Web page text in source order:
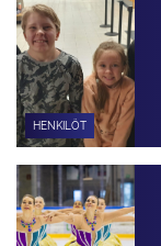
HENKILÖT